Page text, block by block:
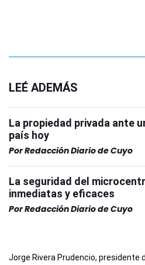
LEÉ ADEMÁS
La propiedad privada ante
país hoy
PorRedacción Diario de Cuyo
La seguridad del
inmediatas y eficaces
PorRedacción Diario de Cuyo
Jorge Rivera Prudencio, presidente